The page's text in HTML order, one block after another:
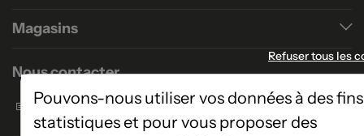
Magasins
Nous contacter
Formulaire de contact
Refuser tous les
Pouvons-nous utiliser vos données à des fins
statistiques et pour vous proposer des